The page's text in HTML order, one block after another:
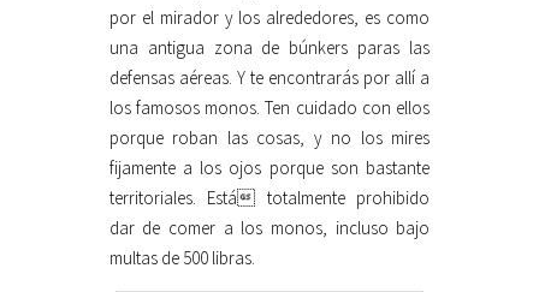
por el mirador y los alrededores, es como
una antigua zona de búnkers paras las
defensas aéreas. Y te encontrarás por allí a
los famosos monos. Ten cuidado con ellos
porque roban las cosas, y no los mires
fijamente a los ojos porque son bastante
territoriales. Está totalmente prohibido
dar de comer a los monos, incluso bajo
multas de 500 libras.